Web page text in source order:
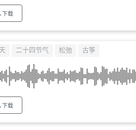
下载
二十四节气 松弛 古筝
下载